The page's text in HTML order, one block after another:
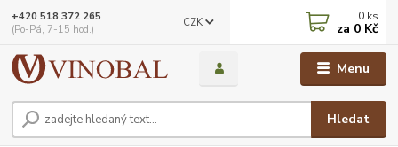
Menu
CZK
Hledat
+420 518 372 265
(Po-Pá, 7-15 hod.)
0 ks
za 0 Kč